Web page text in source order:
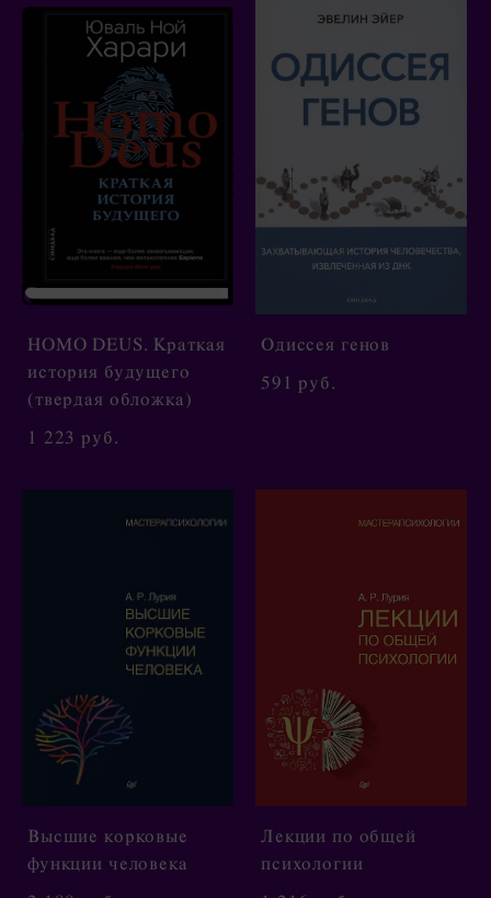
HOMO DEUS. Краткая
история будущего
(твердая обложка)
1 223 pуб.
Одиссея генов
591 pуб.
Высшие корковые
функции человека
Лекции по общей
психологии